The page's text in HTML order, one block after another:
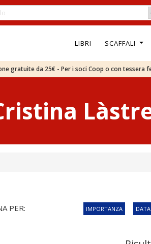
LIBRI SCAFFALI
gratuite da 25€ - Per i soci Coop o con
PER: IMPORTANZA